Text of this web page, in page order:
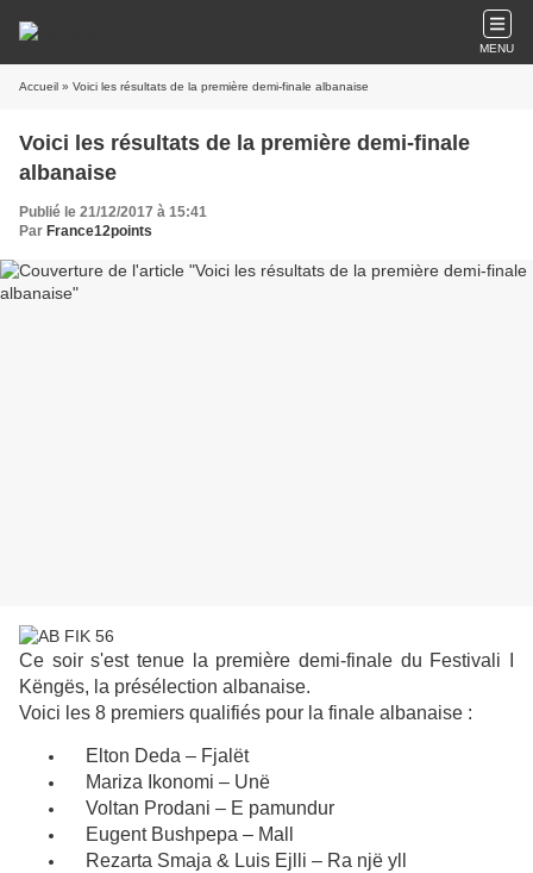
MENU
Accueil » Voici les résultats de la première demi-finale albanaise
Voici les résultats de la première demi-finale
albanaise
Publié le 21/12/2017 à 15:41
Par France12points
Ce soir s'est tenue la première demi-finale du Festivali I
Këngës, la présélection albanaise.
Voici les 8 premiers qualifiés pour la finale albanaise :
Elton Deda – Fjalët
Mariza Ikonomi – Unë
Voltan Prodani – E pamundur
Eugent Bushpepa – Mall
Rezarta Smaja & Luis Ejlli – Ra një yll